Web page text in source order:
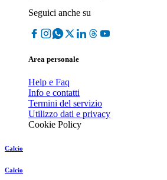
Seguici anche su
Area personale
Help e Faq
Info e contatti
Termini del servizio
Utilizzo dati e privacy
Cookie Policy
Calcio
Calcio